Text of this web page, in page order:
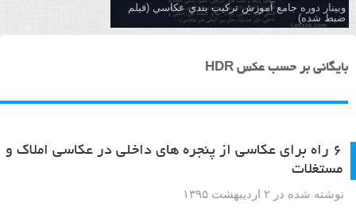
وبینار دوره جامع آموزش تركيب بندي عكاسي (فیلم
ضبط شده)
بایگانی بر حسب عکس HDR
۶ راه برای عکاسی از پنجره های داخلی در عکاسی املاک و
مستغلات
نوشته شده در ۲ اردیبهشت ۱۳۹۵